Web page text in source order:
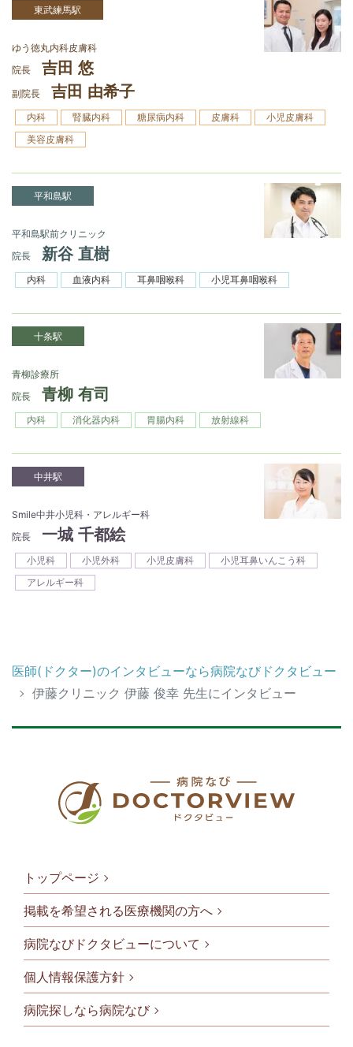
東武練馬駅
ゆう徳丸内科皮膚科
院長
吉田 悠
副院長 吉田 由希子
内科 腎臓内科 糖尿病内科 皮膚科
小児皮膚科
美容皮膚科
平和島駅
平和島駅前クリニック
院長
新谷 直樹
内科 血液内科 耳鼻咽喉科 小児耳鼻咽喉科
十条駅
青柳診療所
院長
青柳 有司
内科 消化器内科 胃腸内科 放射線科
中井駅
Smile中井小児科・アレルギー科
院長
一城 千都絵
小児科 小児外科 小児皮膚科
小児耳鼻いんこう科
アレルギー科
医師(ドクター)のインタビューなら病院なびドクタビュー
伊藤クリニック 伊藤 俊幸 先生にインタビュー
フッタメニ
トップページ
掲載を希望される医療機関の方へ
病院なびドクタビューについて
個人情報保護方針
病院探しなら病院なび